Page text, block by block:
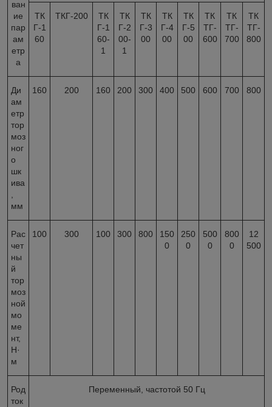
ван
ие
пар
ам
етр
а
ТК
Г-1
60
ТКГ-200
ТК
Г-1
60-
1
ТК
Г-2
00-
1
ТК
Г-3
00
ТК
Г-4
00
ТК
Г-5
00
ТК
ТГ-
600
ТК
ТГ-
700
ТК
ТГ-
800
Ди
ам
етр
тор
моз
ног
о
шк
ива
,
мм
160 200 160 200 300 400 500 600 700 800
Рас
чет
ны
й
тор
моз
ной
мо
ме
нт,
Н·
м
100 300 100 300 800
150
0
250
0
500
0
800
0
12
500
Род
ток
Переменный, частотой 50 Гц